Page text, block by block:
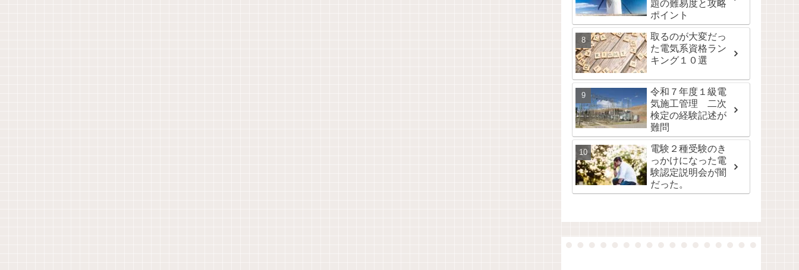
題の難易度と攻略
ポイント
取るのが大変だっ
た電気系資格ラン
キング１０選
令和７年度１級電
気施工管理 二次
検定の経験記述が
難問
電験２種受験のき
っかけになった電
験認定説明会が闇
だった。